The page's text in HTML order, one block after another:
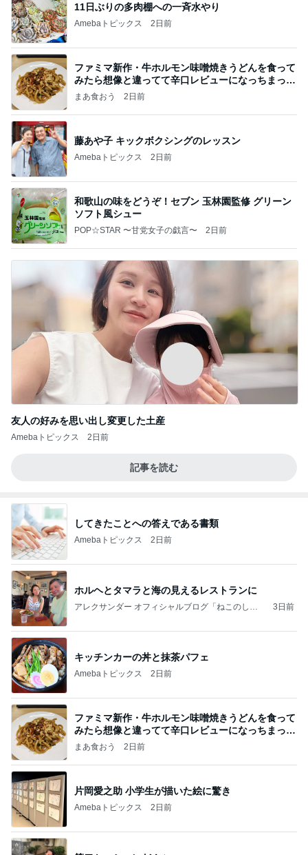
11日ぶりの多肉棚への一斉水やり
Amebaトピックス 2日前
ファミマ新作・牛ホルモン味噌焼きうどんを食って
みたら想像と違ってて辛口レビューになっちまった
話
まあ食おう 2日前
藤あや子 キックボクシングのレッスン
Amebaトピックス 2日前
和歌山の味をどうぞ！セブン 玉林園監修 グリーン
ソフト風シュー
POP☆STAR 〜甘党女子の戯言〜 2日前
友人の好みを思い出し変更した土産
Amebaトピックス 2日前
記事を読む
してきたことへの答えである書類
Amebaトピックス 2日前
ホルヘとタマラと海の見えるレストランに
アレクサンダー オフィシャルブログ「ねこのしっ
3日前
キッチンカーの丼と抹茶パフェ
Amebaトピックス 2日前
ファミマ新作・牛ホルモン味噌焼きうどんを食って
みたら想像と違ってて辛口レビューになっちまった
話
まあ食おう 2日前
片岡愛之助 小学生が描いた絵に驚き
Amebaトピックス 2日前